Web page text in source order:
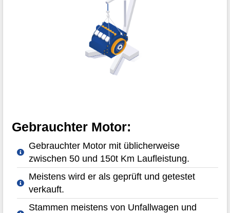
Gebrauchter Motor:
Gebrauchter Motor mit üblicherweise
zwischen 50 und 150t Km Laufleistung.
Meistens wird er als geprüft und getestet
verkauft.
Stammen meistens von Unfallwagen und